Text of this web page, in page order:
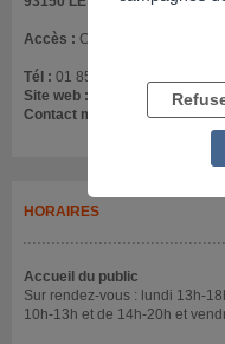
Accès : Csapa se situe au 1er
Tél : 01 85 78 25 83
Site web :
www.oppelia.fr
Contact mail :
HORAIRES
Accueil du public
Sur rendez-vous : lundi 13h-
10h-13h et de 14h-20h et